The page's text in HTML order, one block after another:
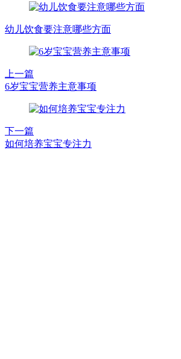
幼儿饮食要注意哪些方面
上一篇
6岁宝宝营养主意事项
下一篇
如何培养宝宝专注力